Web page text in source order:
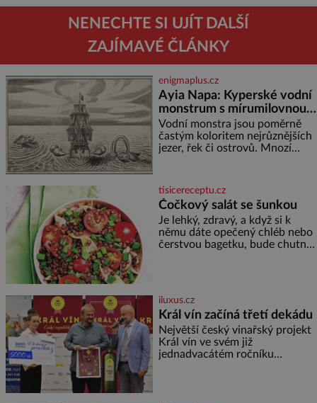
NENECHTE SI UJÍT DALŠÍ
ZAJÍMAVÉ ČLÁNKY
enigmaplus.cz
Ayia Napa: Kyperské vodní
monstrum s mírumilovnou
povahou
Vodní monstra jsou poměrně
častým koloritem nejrůznějších
jezer, řek či ostrovů. Mnozí
přitáhnout k němu pozornost
záhadám nakloněných turi
tisicereceptu.cz
Čočkový salát se šunkou
Je lehký, zdravý, a když si k
němu dáte opečený chléb nebo
čerstvou bagetku, bude chutnat
iluxus.cz
Král vín začíná třetí dekádu
Největší český vinařský projekt
Král vín ve svém již
jednadvacátém ročníku